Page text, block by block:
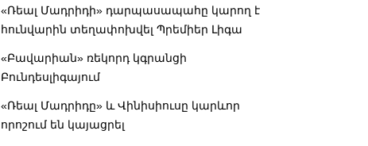
«Ռեալ Մադրիդի» դարպասապահը կարող է
հունվարին տեղափոխվել Պրեմիեր Լիգա
«Բավարիան» ռեկորդ կգրանցի
Բունդեսլիգայում
«Ռեալ Մադրիդը» և Վինիսիուսը կարևոր
որոշում են կայացրել